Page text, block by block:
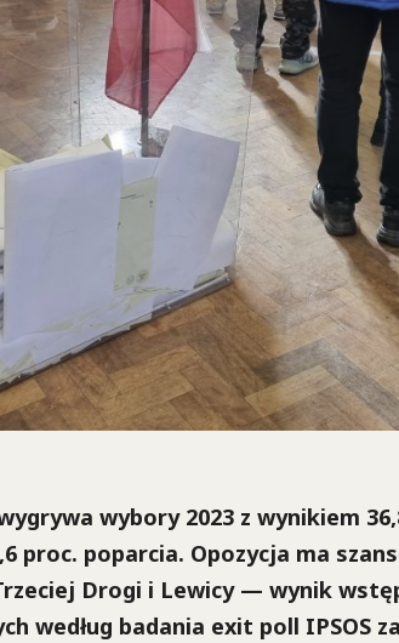
wybory 2023 z wynikiem
proc. poparcia. Opozycja ma
Drogi i Lewicy — wynik
według badania exit poll IPSOS